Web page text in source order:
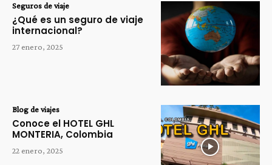
Seguros de viaje
¿Qué es un seguro de viaje
internacional?
27 enero, 2025
Blog de viajes
Conoce el HOTEL GHL
MONTERIA, Colombia
22 enero, 2025